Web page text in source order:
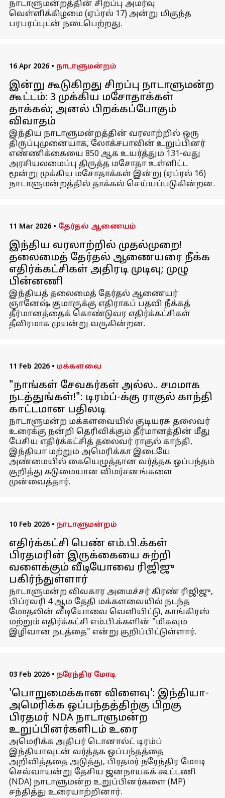
நாடாளுமன்றத்தின் சிறப்பு அமர்வு
வெள்ளிக்கிழமை (ஏப்ரல் 17) அன்று மிகுந்த
பரபரப்புடன் நடைபெற்றது.
16 Apr 2026 • நாடாளுமன்றம்
இன்று கூடுகிறது சிறப்பு நாடாளுமன்ற
கூட்டம்: 3 முக்கிய மசோதாக்கள்
தாக்கல்; அனல் பிறக்கப்போகும்
விவாதம்
இந்திய நாடாளுமன்றத்தின் வரலாற்றில் ஒரு
திருப்புமுனையாக, லோக்சபாவின் உறுப்பினர்
எண்ணிக்கையை 850 ஆக உயர்த்தும் 131-வது
அரசியலமைப்பு திருத்த மசோதா உள்ளிட்ட
மூன்று முக்கிய மசோதாக்கள் இன்று (ஏப்ரல் 16)
நாடாளுமன்றத்தில் தாக்கல் செய்யப்படுகின்றன.
11 Mar 2026 • தேர்தல் ஆணையம்
இந்திய வரலாற்றில் முதல்முறை!
தலைமைத் தேர்தல் ஆணையரை நீக்க
எதிர்க்கட்சிகள் அதிரடி முடிவு; முழு
பின்னணி
இந்தியத் தலைமைத் தேர்தல் ஆணையர்
ஞானேஷ் குமாருக்கு எதிராகப் பதவி நீக்கத்
தீர்மானத்தைக் கொண்டுவர எதிர்க்கட்சிகள்
தீவிரமாக முயன்று வருகின்றன.
11 Feb 2026 • மக்களவை
"நாங்கள் சேவகர்கள் அல்ல.. சமமாக
நடத்துங்கள்!": டிரம்ப்-க்கு ராகுல் காந்தி
காட்டமான பதிலடி
நாடாளுமன்ற மக்களவையில் குடியரசு தலைவர்
உரைக்கு நன்றி தெரிவிக்கும் தீர்மானத்தின் மீது
பேசிய எதிர்க்கட்சித் தலைவர் ராகுல் காந்தி,
இந்தியா மற்றும் அமெரிக்கா இடையே
அண்மையில் கையெழுத்தான வர்த்தக ஒப்பந்தம்
குறித்து கடுமையான விமர்சனங்களை
முன்வைத்தார்.
10 Feb 2026 • நாடாளுமன்றம்
எதிர்க்கட்சி பெண் எம்.பி.க்கள்
பிரதமரின் இருக்கையை சுற்றி
வளைக்கும் வீடியோவை ரிஜிஜு
பகிர்ந்துள்ளார்
நாடாளுமன்ற விவகார அமைச்சர் கிரண் ரிஜிஜு,
பிப்ரவரி 4 ஆம் தேதி மக்களவையில் நடந்த
மோதலின் வீடியோவை வெளியிட்டு, காங்கிரஸ்
மற்றும் எதிர்க்கட்சி எம்.பி.க்களின் "மிகவும்
இழிவான நடத்தை" என்று குறிப்பிட்டுள்ளார்.
03 Feb 2026 • நரேந்திர மோடி
'பொறுமைக்கான விளைவு': இந்தியா-
அமெரிக்க ஒப்பந்தத்திற்கு பிறகு
பிரதமர் NDA நாடாளுமன்ற
உறுப்பினர்களிடம் உரை
அமெரிக்க அதிபர் டொனால்ட் டிரம்ப்
இந்தியாவுடன் வர்த்தக ஒப்பந்தத்தை
அறிவித்ததை அடுத்து, பிரதமர் நரேந்திர மோடி
செவ்வாயன்று தேசிய ஜனநாயகக் கூட்டணி
(NDA) நாடாளுமன்ற உறுப்பினர்களை (MP)
சந்தித்து உரையாற்றினார்.